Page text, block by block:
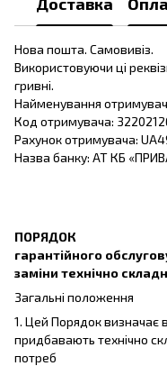
Нова пошта. Самовивіз.
Використовуючи ці
гривні.
Найменування
Код отримувача:
Рахунок отримувача:
Назва банку: АТ КБ
ПОРЯДОК
гарантійного
заміни технічно
Загальні положення
1. Цей Порядок визначає
придбавають технічно
потреб